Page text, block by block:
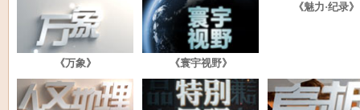
《万象》 《寰宇视野》
《魅力·纪录》